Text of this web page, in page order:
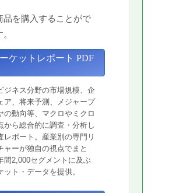
品を購入することがで
ケットレポート PDF
ジネス分野の市場規模、企
ア、将来予測、メジャープ
の動向等、マクロやミクロ
から総合的に調査・分析し
レポート。産業別の専門リ
ャーが独自の視点でまと
間2,000セグメントに及ぶ
ット・データを提供。